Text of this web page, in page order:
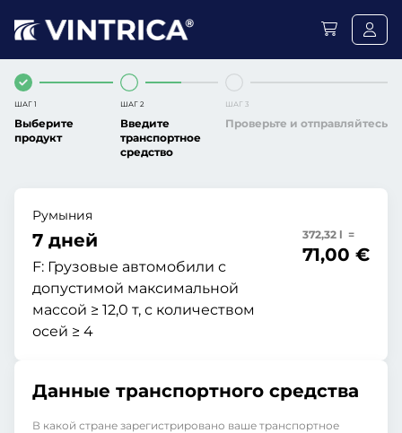
ШАГ 1
Выберите
продукт
ШАГ 2
Введите
транспортное
средство
ШАГ 3
Проверьте и отправляйтесь
Румыния
7 дней
F: Грузовые автомобили с
допустимой максимальной
массой ≥ 12,0 т, с количеством
осей ≥ 4
372,32 l =
71,00 €
Данные транспортного средства
В какой стране зарегистрировано ваше транспортное